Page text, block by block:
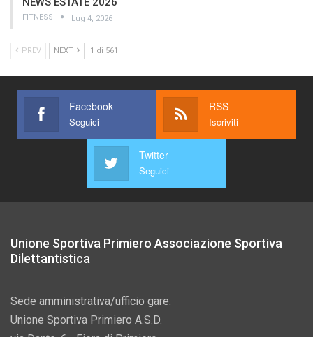
FITNESS Lug 4, 2026
PREV NEXT 1 di 561
Facebook
Seguici
RSS
Iscriviti
Twitter
Seguici
Unione Sportiva Primiero Associazione Sportiva
Dilettantistica
Sede amministrativa/ufficio gare:
Unione Sportiva Primiero A.S.D.